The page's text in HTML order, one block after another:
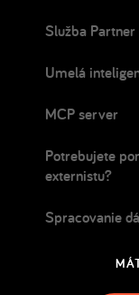
Služba Partner
Umelá
MCP server
Potrebujete
externistu?
Spracovanie